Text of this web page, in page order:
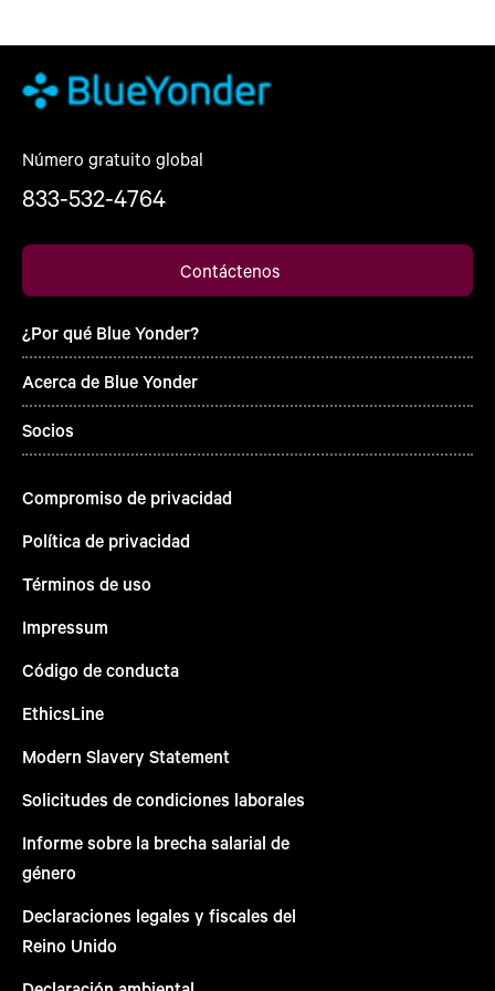
Número gratuito global
833-532-4764
Contáctenos
¿Por qué Blue Yonder?
Acerca de Blue Yonder
Socios
Compromiso de privacidad
Política de privacidad
Términos de uso
Impressum
Código de conducta
EthicsLine
Modern Slavery Statement
Solicitudes de condiciones laborales
Informe sobre la brecha salarial de
género
Declaraciones legales y fiscales del
Reino Unido